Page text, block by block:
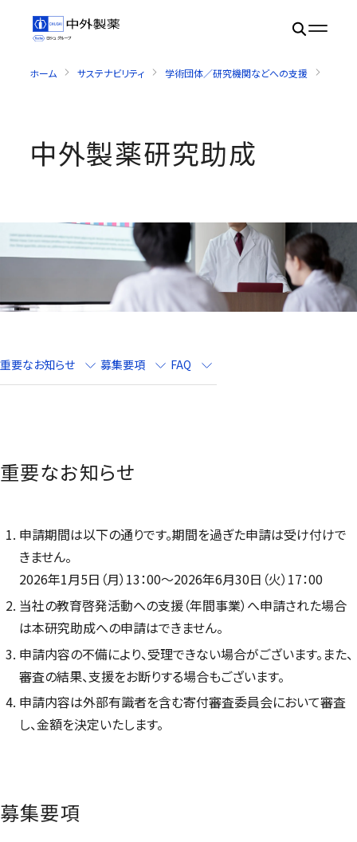
ホーム サステナビリティ 学術団体／研究機関などへの支援
中外製薬研究助成
重要なお知らせ 募集要項 FAQ
重要なお知らせ
申請期間は以下の通りです。期間を過ぎた申請は受け付けで
きません。
2026年1月5日（月）13：00～2026年6月30日（火）17：00
当社の教育啓発活動への支援（年間事業）へ申請された場合
は本研究助成への申請はできません。
申請内容の不備により、受理できない場合がございます。また、
審査の結果、支援をお断りする場合もございます。
申請内容は外部有識者を含む寄付審査委員会において審査
し、金額を決定いたします。
募集要項